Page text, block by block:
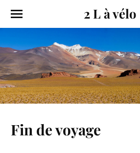
2 L à vélo
Fin de voyage